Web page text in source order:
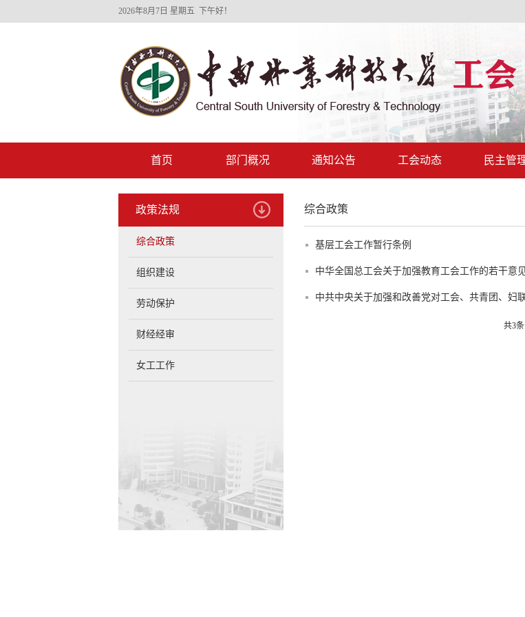
2026年8月7日 星期五 下午好！
首页 部门概况 通知公告 工会动态 民主管
政策法规
综合政策
组织建设
劳动保护
财经经审
女工工作
综合政策
基层工会工作暂行条例
中华全国总工会关于加强教育工会工作的若干意
中共中央关于加强和改善党对工会、共青团、妇
共3条